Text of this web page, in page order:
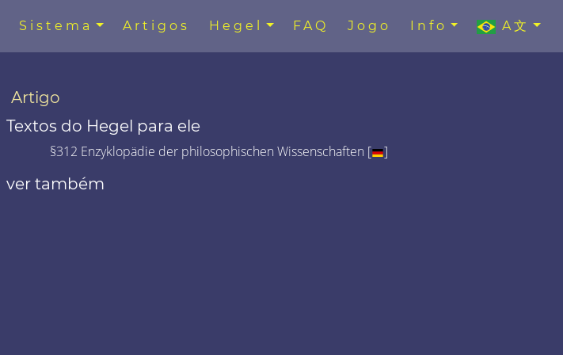
Sistema Artigos Hegel FAQ Jogo Info A文
Artigo
Textos do Hegel para ele
§312 Enzyklopädie der philosophischen Wissenschaften [ ]
ver também